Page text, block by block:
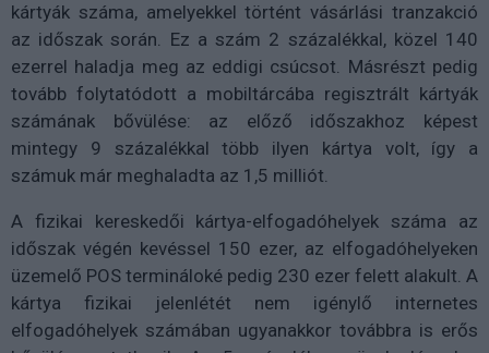
kártyák száma, amelyekkel történt vásárlási tranzakció
az időszak során. Ez a szám 2 százalékkal, közel 140
ezerrel haladja meg az eddigi csúcsot. Másrészt pedig
tovább folytatódott a mobiltárcába regisztrált kártyák
számának bővülése: az előző időszakhoz képest
mintegy 9 százalékkal több ilyen kártya volt, így a
számuk már meghaladta az 1,5 milliót.
A fizikai kereskedői kártya-elfogadóhelyek száma az
időszak végén kevéssel 150 ezer, az elfogadóhelyeken
üzemelő POS termináloké pedig 230 ezer felett alakult. A
kártya fizikai jelenlétét nem igénylő internetes
elfogadóhelyek számában ugyanakkor továbbra is erős